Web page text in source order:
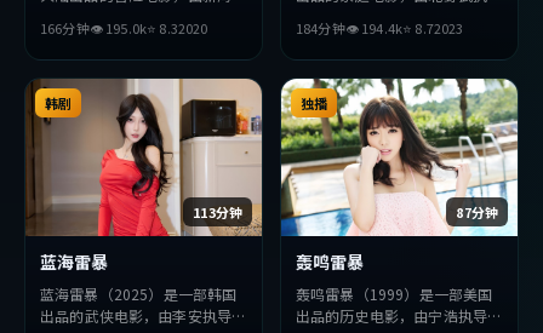
·查拉梅等主演。影片在叙事
与视听上力求突破，探讨人性与
抉择，节奏张弛有度，适合喜欢
该类型的观众完整观看。
166分钟👁195.0k⭐ 8.32020
等主演。影片在叙事与视听上力
求突破，探讨人性与抉择，节奏
张弛有度，适合喜欢该类型的观
众完整观看。
184分钟👁194.4k⭐ 8.72023
113分钟
韩剧
蓝海雷暴
蓝海雷暴（2025）是一部韩国
出品的武侠电影，由李安执导，
87分钟
独播
轰鸣雷暴
轰鸣雷暴（1999）是一部美国
出品的历史电影，由宁浩执导，